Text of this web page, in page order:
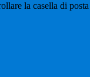
la casella di